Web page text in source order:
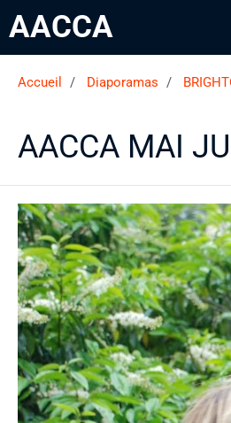
AACCA
Accueil Diaporamas
AACCA MAI